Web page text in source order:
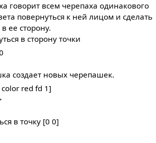
говорит всем черепаха одинакового
повернуться к ней лицом и сделать
ее сторону.
в сторону точки
создает новых черепашек.
red fd 1]
в точку [0 0]